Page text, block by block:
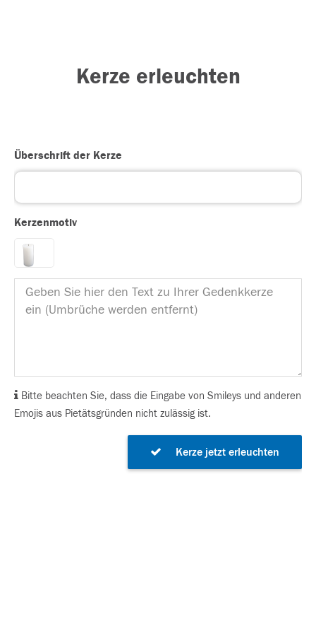
Kerze erleuchten
Überschrift der Kerze
Kerzenmotiv
Bitte beachten Sie, dass die Eingabe von Smileys und anderen
Emojis aus Pietätsgründen nicht zulässig ist.
Kerze jetzt erleuchten